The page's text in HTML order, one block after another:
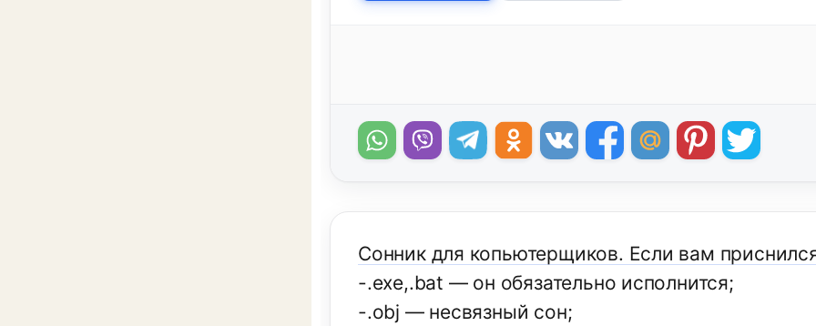
Сонник для копьютерщиков. Если вам
-.ехе,.bаt — он обязательно исполнится;
-.оbj — несвязный сон;